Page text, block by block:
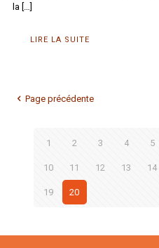
la[…]
LIRE LA SUITE
Page précédente
1 2 3 4 5
10 11 12 13 14
19 20